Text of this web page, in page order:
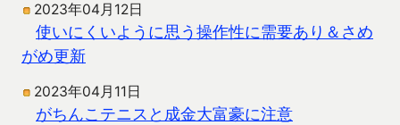
2023年04月12日
使いにくいように思う操作性に需要あり＆さめ
がめ更新
2023年04月11日
がちんこテニスと成金大富豪に注意